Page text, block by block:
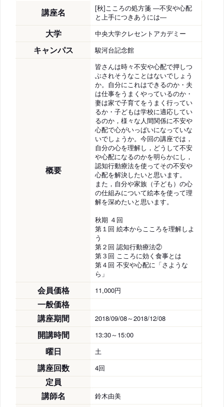
講座名
[秋]こころの処方箋 ―不安や心配
と上手につきあうには―
大学 中央大学クレセントアカデミー
キャンパス 駿河台記念館
概要
皆さんは時々不安や心配で押しつ
ぶされそうなことはないでしょう
か。自分にこれはできるのか・夫
は仕事をうまくやっているのか・
妻は家で子育てをうまく行ってい
るか・子どもは学校に適応してい
るのか，様々な人間関係に不安や
心配で心がいっぱいになっていな
いでしょうか。今回の講座では，
自分の心を理解し，どうして不安
や心配になるのかを明らかにし，
認知行動療法を使ってその不安や
心配を解決したいと思います。
また，自分や家族（子ども）の心
の仕組みについて絵本を使って理
解を深めたいと思います。
秋期 ４回
第１回 絵本からこころを理解しよ
う
第２回 認知行動療法②
第３回 こころに効く食事とは
第４回 不安や心配に「さような
ら」
会員価格 11,000円
一般価格
講座期間
2018/09/08～2018/12/08
開講時間 13:30～15:00
曜日 土
講座回数 4回
定員
講師名
鈴木由美